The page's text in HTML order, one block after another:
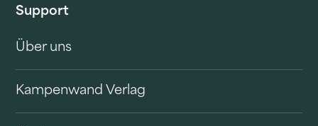
Support
Über uns
Kampenwand Verlag